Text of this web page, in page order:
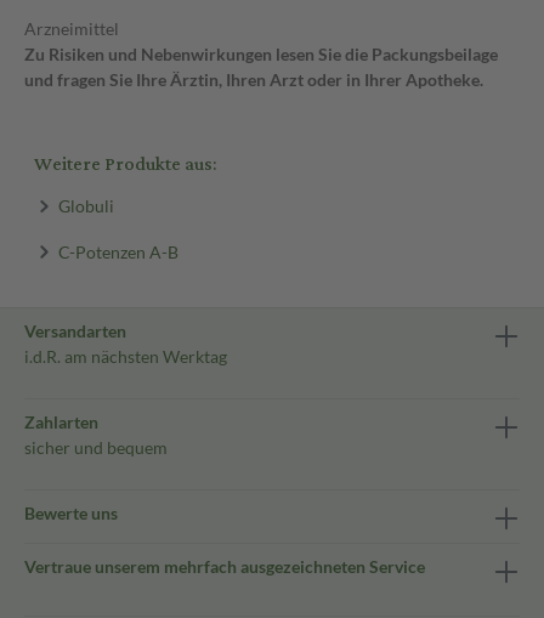
Arzneimittel
Zu Risiken und Nebenwirkungen lesen Sie die Packungsbeilage
und fragen Sie Ihre Ärztin, Ihren Arzt oder in Ihrer Apotheke.
Weitere Produkte aus:
Globuli
C-Potenzen A-B
Versandarten
i.d.R. am nächsten Werktag
Zahlarten
sicher und bequem
Bewerte uns
Vertraue unserem mehrfach ausgezeichneten Service